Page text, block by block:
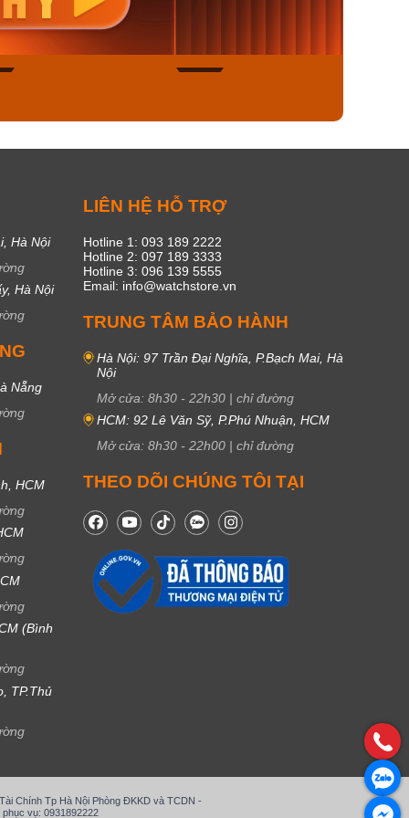
Hà Nội
Hà Nội
Nẵng
HCM
(Bình
TP.Thủ
LIÊN HỆ HỖ TRỢ
Hotline 1: 093 189 2222
Hotline 2: 097 189 3333
Hotline 3: 096 139 5555
Email: info@watchstore.vn
TRUNG TÂM BẢO HÀNH
Hà Nội: 97 Trần Đại Nghĩa, P.Bạch Mai, Hà
Nội
Mở cửa: 8h30 - 22h30 | chỉ đường
HCM: 92 Lê Văn Sỹ, P.Phú Nhuận, HCM
Mở cửa: 8h30 - 22h00 | chỉ đường
THEO DÕI CHÚNG TÔI TẠI
Chính Tp Hà Nội Phòng ĐKKD và TCDN -
vụ: 0931892222